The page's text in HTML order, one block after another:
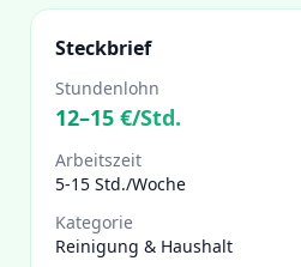
Steckbrief
Stundenlohn
12–15 €/Std.
Arbeitszeit
5-15 Std./Woche
Kategorie
Reinigung & Haushalt